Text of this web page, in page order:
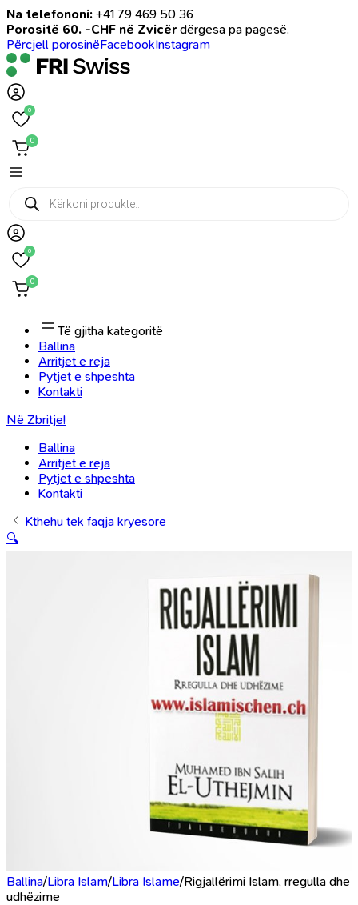
Na telefononi: +41 79 469 50 36
Porositë 60. -CHF në Zvicër dërgesa pa pagesë.
Përcjell porosinëFacebookInstagram
0
0
Products
search
0
0
Të gjitha kategoritë
Ballina
Arritjet e reja
Pytjet e shpeshta
Kontakti
Në Zbritje!
Ballina
Arritjet e reja
Pytjet e shpeshta
Kontakti
Kthehu tek faqja kryesore
🔍
Ballina/Libra Islam/Libra Islame/Rigjallërimi Islam, rregulla dhe
udhëzime